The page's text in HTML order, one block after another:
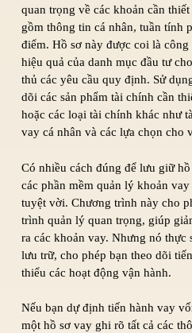
quan trọng về các khoản cần
gồm thông tin cá nhân, tuần tính
điểm. Hồ sơ này được coi là
hiệu quả của danh mục đầu tư
thủ các yêu cầu quy định. Sử
dõi các sản phẩm tài chính cần
hoặc các loại tài chính khác như
vay cá nhân và các lựa chọn cho
Có nhiều cách đúng để lưu giữ
các phần mềm quản lý khoản
tuyệt vời. Chương trình này cho
trình quản lý quan trọng, giúp
ra các khoản vay. Nhưng nó thực
lưu trữ, cho phép bạn theo dõi
thiểu các hoạt động vận hành.
Nếu bạn dự định tiến hành vay
một hồ sơ vay ghi rõ tất cả các